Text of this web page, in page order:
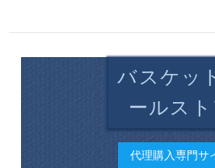
バスケッ
ールスト
代理購入専門サ